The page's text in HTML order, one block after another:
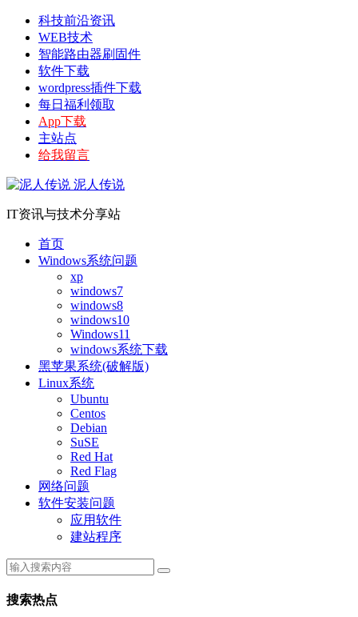
科技前沿资讯
WEB技术
智能路由器刷固件
软件下载
wordpress插件下载
每日福利领取
App下载
主站点
给我留言
泥人传说
IT资讯与技术分享站
首页
Windows系统问题
xp
windows7
windows8
windows10
Windows11
windows系统下载
黑苹果系统(破解版)
Linux系统
Ubuntu
Centos
Debian
SuSE
Red Hat
Red Flag
网络问题
软件安装问题
应用软件
建站程序
搜索热点